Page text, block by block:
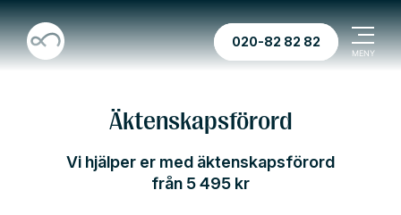
020-82 82 82
Äktenskapsförord
Vi hjälper er med äktenskapsförord
från 5 495 kr